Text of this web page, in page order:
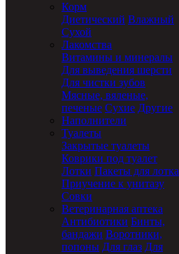
Корм
Диетический Влажный
Сухой
Лакомства
Витамины и минералы
Для выведения шерсти
Для чистки зубов
Мясные, вяленые,
печеные Сухие Другие
Наполнители
Туалеты
Закрытые туалеты
Коврики под туалет
Лотки Пакеты для лотка
Приучение к унитазу
Совки
Ветеринарная аптека
Антибиотики Бинты,
бандажи Воротники,
попоны Для глаз Для